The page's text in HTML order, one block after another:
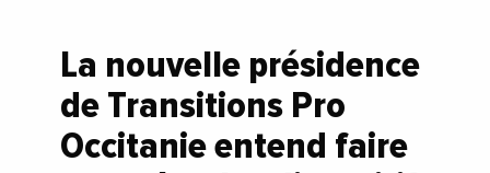
La nouvelle présidence
de Transitions Pro
Occitanie entend faire